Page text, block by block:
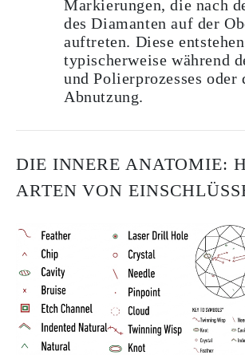
Markierungen, die nach
des Diamanten auf der
auftreten. Diese entstehen
typischerweise während
und Polierprozesses
Abnutzung.
DIE INNERE ANATOMIE:
ARTEN VON